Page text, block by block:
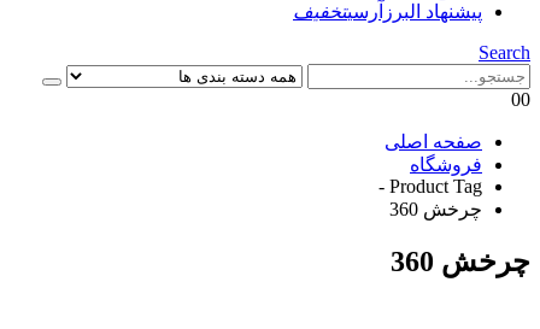
پیشنهاد البرزآرسیتخفیف
Search
00
صفحه اصلی
فروشگاه
Product Tag -
چرخش 360
چرخش 360